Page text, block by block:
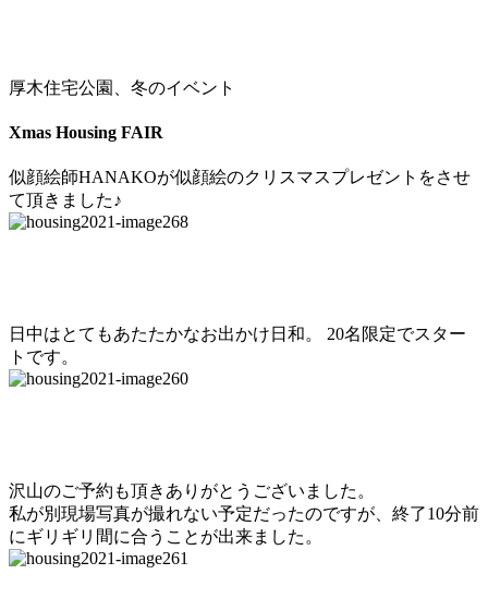
厚木住宅公園、冬のイベント
Xmas Housing FAIR
似顔絵師HANAKOが似顔絵のクリスマスプレゼントをさせ
て頂きました♪
日中はとてもあたたかなお出かけ日和。 20名限定でスター
トです。
沢山のご予約も頂きありがとうございました。
私が別現場写真が撮れない予定だったのですが、終了10分前
にギリギリ間に合うことが出来ました。